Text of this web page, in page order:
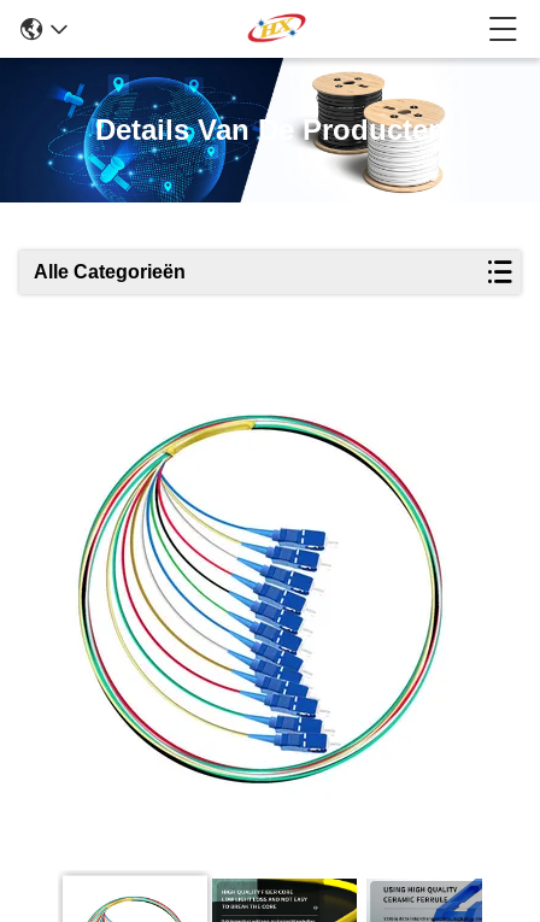
Details Van De Producten
Alle Categorieën